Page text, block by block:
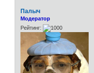
Палыч
Модератор
Рейтинг: